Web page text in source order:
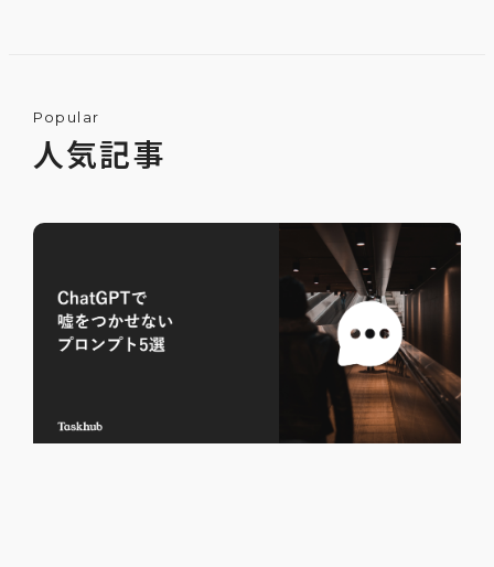
Popular
人気記事